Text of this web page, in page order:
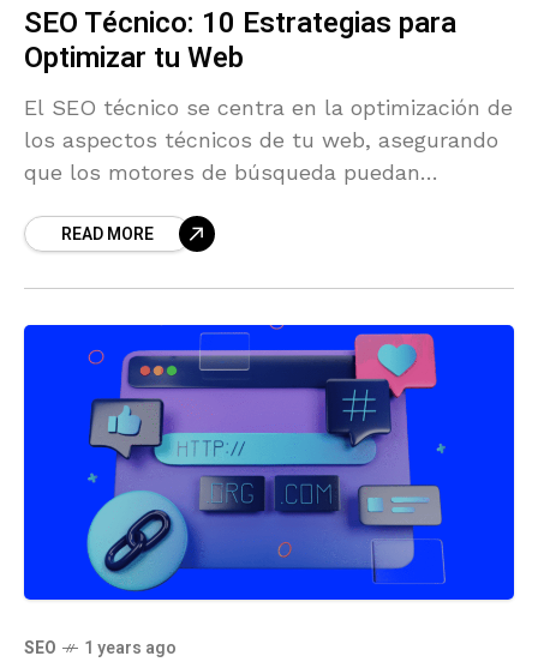
SEO Técnico: 10 Estrategias para
Optimizar tu Web
El SEO técnico se centra en la optimización de
los aspectos técnicos de tu web, asegurando
que los motores de búsqueda puedan
READ MORE
SEO 1 years ago